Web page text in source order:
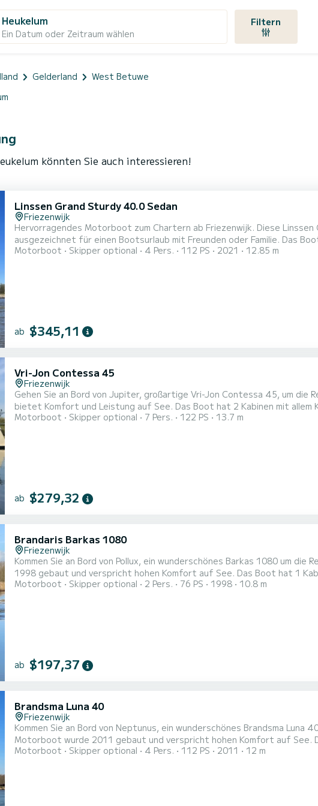
Heukelum
Ein Datum oder Zeitraum wählen
Filtern
Gelderland West Betuwe
könnten Sie auch interessieren!
Linssen Grand Sturdy 40.0 Sedan
Friezenwijk
Hervorragendes Motorboot zum Chartern ab Friezenwijk. Diese
ausgezeichnet für einen Bootsurlaub mit Freunden oder Familie. Das Boot hat 2 Kabinen mit allem Komfort und eine Kapazität von 4
Personen. Mit einer Gesamtlänge von 13 Metern wird es Ihr perfekter
Motorboot Skipper optional 4 Pers. 112 PS 2021 12.85 m
ab $345,11
Vri-Jon Contessa 45
Friezenwijk
Gehen Sie an Bord von Jupiter, großartige Vri-Jon Contessa 45, um
bietet Komfort und Leistung auf See. Das Boot hat 2 Kabinen mit allem Komfort und eine Kapazität von 4 Personen. Mit einer
Gesamtlänge von 14 Metern wird es Ihr perfekter Begleiter sein, um
Motorboot Skipper optional 7 Pers. 122 PS 13.7 m
ab $279,32
Brandaris Barkas 1080
Friezenwijk
Kommen Sie an Bord von Pollux, ein wunderschönes Barkas 1080 um
1998 gebaut und verspricht hohen Komfort auf See. Das Boot hat 1 Kabinen mit allem Komfort und eine Kapazität von 2 Personen.
Mit einer Gesamtlänge von 11 Metern wird es Ihr perfekter Begleiter
Motorboot Skipper optional 2 Pers. 76 PS 1998 10.8 m
ab $197,37
Brandsma Luna 40
Friezenwijk
Kommen Sie an Bord von Neptunus, ein wunderschönes Brandsma Luna
Motorboot wurde 2011 gebaut und verspricht hohen Komfort auf See. Das Boot hat 2 Kabinen mit allem Komfort und eine
Kapazität von 4 Personen. Mit einer Gesamtlänge von 12 Metern wird
Motorboot Skipper optional 4 Pers. 112 PS 2011 12 m